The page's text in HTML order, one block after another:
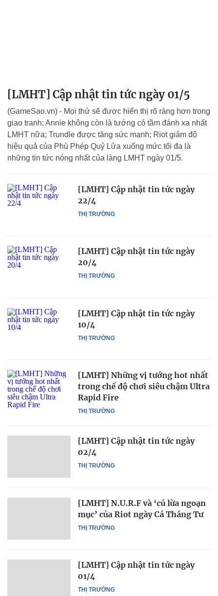
[LMHT] Cập nhật tin tức ngày 01/5
(GameSao.vn) - Mọi thứ sẽ được hiển thị rõ ràng hơn trong
giao tranh; Annie không còn là tướng có tầm đánh xa nhất
LMHT nữa; Trundle được tăng sức mạnh; Riot giảm độ
hiệu quả của Phù Phép Quỷ Lửa xuống mức tối đa là
những tin tức nóng nhất của làng LMHT ngày 01/5.
THỊ TRƯỜNG
[LMHT] Cập nhật tin tức ngày
22/4
THỊ TRƯỜNG
[LMHT] Cập nhật tin tức ngày
20/4
THỊ TRƯỜNG
[LMHT] Cập nhật tin tức ngày
10/4
THỊ TRƯỜNG
[LMHT] Những vị tướng hot nhất
trong chế độ chơi siêu chậm Ultra
Rapid Fire
THỊ TRƯỜNG
[LMHT] Cập nhật tin tức ngày
02/4
THỊ TRƯỜNG
[LMHT] N.U.R.F và ‘cú lừa ngoạn
mục’ của Riot ngày Cá Tháng Tư
THỊ TRƯỜNG
[LMHT] Cập nhật tin tức ngày
01/4